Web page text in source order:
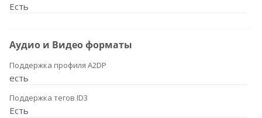
Есть
Аудио и Видео форматы
Поддержка профиля A2DP
есть
Поддержка тегов ID3
Есть